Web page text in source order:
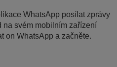
WhatsApp posílat zprávy
na svém mobilním zařízení
on WhatsApp a začněte.